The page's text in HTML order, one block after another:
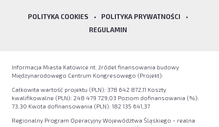
POLITYKA COOKIES • POLITYKA PRYWATNOŚCI
•
REGULAMIN
Informacja Miasta Katowice nt. źródeł finansowania budowy
Międzynarodowego Centrum Kongresowego (Projekt):
Całkowita wartość projektu (PLN): 378 642 872,11 Koszty
kwalifikowalne (PLN): 248 479 729,03 Poziom dofinansowania (%):
73,30 Kwota dofinansowania (PLN): 182 135 641,37
Regionalny Program Operacyjny Województwa Śląskiego - realna